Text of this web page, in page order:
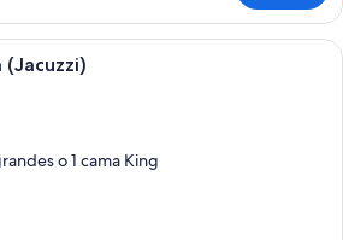
Camas con efecto memoria, minibar
(Jacuzzi)
o 1 cama King